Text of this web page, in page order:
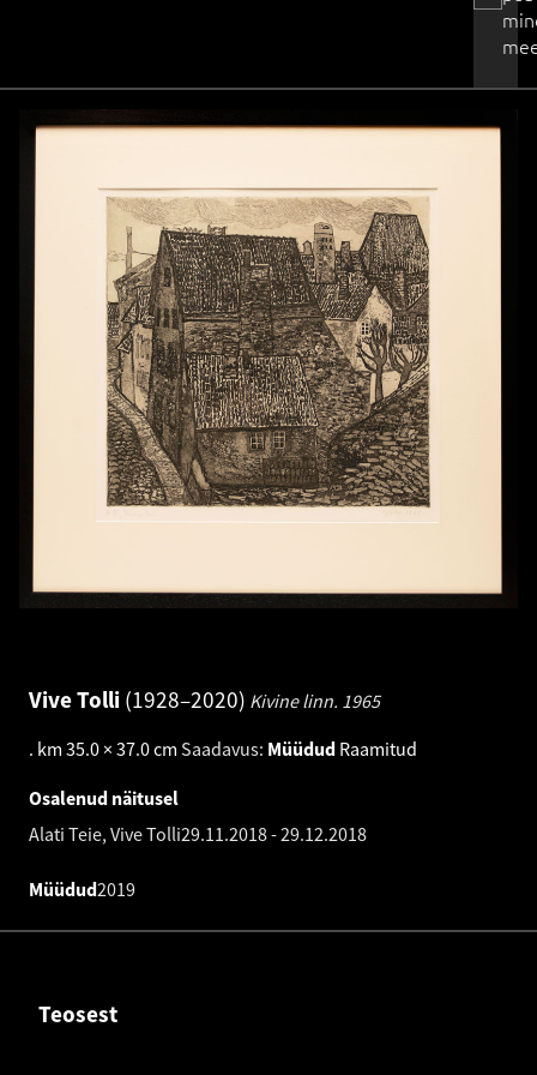
Vive Tolli 1928–2020 Kivine linn. 1965
. km 35.0 × 37.0 cm Saadavus: Müüdud Raamitud
Osalenud näitusel
Alati Teie, Vive Tolli29.11.2018-29.12.2018
Müüdud2019
Teosest